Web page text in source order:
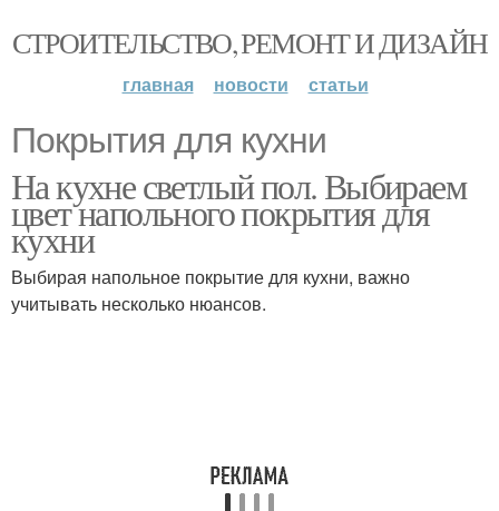
СТРОИТЕЛЬСТВО, РЕМОНТ И ДИЗАЙН
главная новости статьи
Покрытия для кухни
На кухне светлый пол. Выбираем
цвет напольного покрытия для
кухни
Выбирая напольное покрытие для кухни, важно
учитывать несколько нюансов.